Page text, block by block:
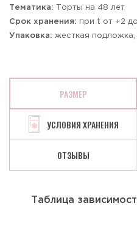
Тематика: Торты на 48 лет
Срок хранения: при t от +2
Упаковка: жесткая подложка,
РАЗМЕР
УСЛОВИЯ ХРАНЕНИЯ
ОТЗЫВЫ
Таблица